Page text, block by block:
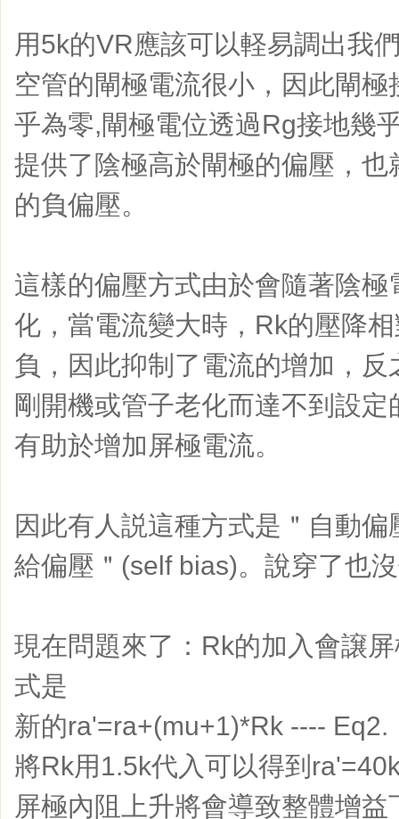
用5k的VR應該可以軽易調出我
空管的閘極電流很小，因此閘
乎為零,閘極電位透過Rg接地幾
提供了陰極高於閘極的偏壓，
的負偏壓。
這樣的偏壓方式由於會隨著陰
化，當電流變大時，Rk的壓降
負，因此抑制了電流的增加，
剛開機或管子老化而達不到設
有助於增加屏極電流。
因此有人説這種方式是＂自動
給偏壓＂(self bias)。說穿了也
現在問題來了：Rk的加入會譲
式是
新的ra'=ra+(mu+1)*Rk ---- Eq2.
將Rk用1.5k代入可以得到
屏極內阻上升將會導致整體增